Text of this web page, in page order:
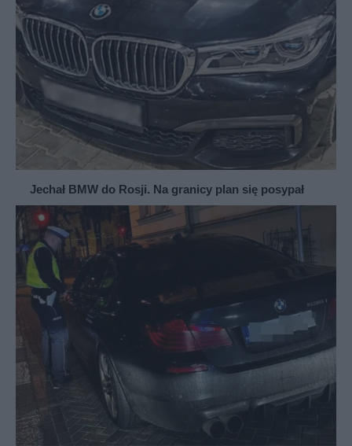
Jechał BMW do Rosji. Na granicy plan się posypał